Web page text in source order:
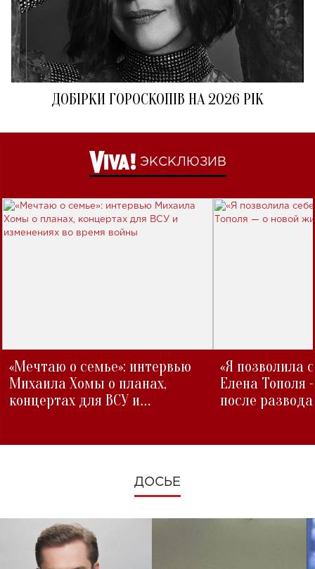
ДОБІРКИ ГОРОСКОПІВ НА 2026 РІК
ЭКСКЛЮЗИВ
«Мечтаю о семье»: интервью
Михаила Хомы о планах,
концертах для ВСУ и
«Я позволила
Елена Тополя
после развода
ДОСЬЕ